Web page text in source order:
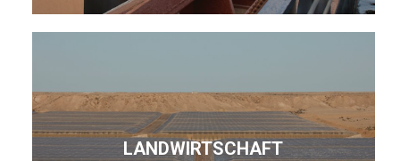
LANDWIRTSCHAFT